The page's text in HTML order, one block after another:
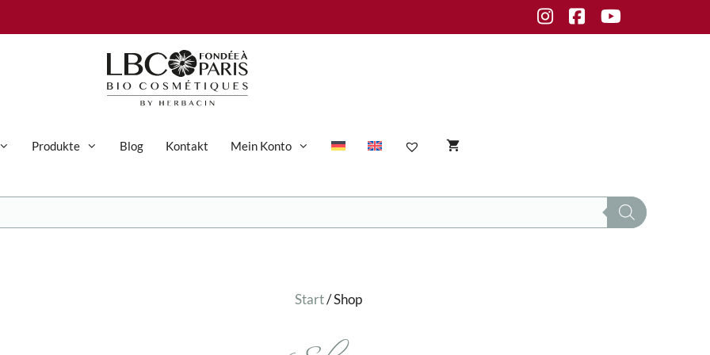
InstagramFacebookYoutube
Produkte
Unreinheiten
Blog Kontakt Mein Konto
Start/ Shop